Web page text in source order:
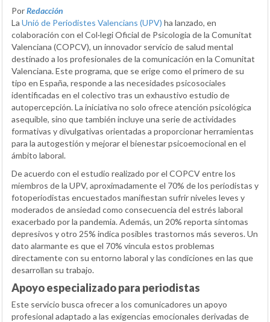
PorRedacción
La Unió de Periodistes Valencians (UPV) ha lanzado, en
colaboración con el Col·legi Oficial de Psicologia de la Comunitat
Valenciana (COPCV), un innovador servicio de salud mental
destinado a los profesionales de la comunicación en la Comunitat
Valenciana. Este programa, que se erige como el primero de su
tipo en España, responde a las necesidades psicosociales
identificadas en el colectivo tras un exhaustivo estudio de
autopercepción. La iniciativa no solo ofrece atención psicológica
asequible, sino que también incluye una serie de actividades
formativas y divulgativas orientadas a proporcionar herramientas
para la autogestión y mejorar el bienestar psicoemocional en el
ámbito laboral.
De acuerdo con el estudio realizado por el COPCV entre los
miembros de la UPV, aproximadamente el 70% de los periodistas y
fotoperiodistas encuestados manifiestan sufrir niveles leves y
moderados de ansiedad como consecuencia del estrés laboral
exacerbado por la pandemia. Además, un 20% reporta síntomas
depresivos y otro 25% indica posibles trastornos más severos. Un
dato alarmante es que el 70% vincula estos problemas
directamente con su entorno laboral y las condiciones en las que
desarrollan su trabajo.
Apoyo especializado para periodistas
Este servicio busca ofrecer a los comunicadores un apoyo
profesional adaptado a las exigencias emocionales derivadas de